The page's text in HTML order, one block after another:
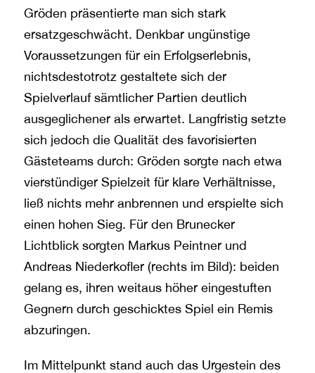
Gröden präsentierte man sich stark
ersatzgeschwächt. Denkbar ungünstige
Voraussetzungen für ein Erfolgserlebnis,
nichtsdestotrotz gestaltete sich der
Spielverlauf sämtlicher Partien deutlich
ausgeglichener als erwartet. Langfristig setzte
sich jedoch die Qualität des favorisierten
Gästeteams durch: Gröden sorgte nach etwa
vierstündiger Spielzeit für klare Verhältnisse,
ließ nichts mehr anbrennen und erspielte sich
einen hohen Sieg. Für den Brunecker
Lichtblick sorgten Markus Peintner und
Andreas Niederkofler (rechts im Bild): beiden
gelang es, ihren weitaus höher eingestuften
Gegnern durch geschicktes Spiel ein Remis
abzuringen.
Im Mittelpunkt stand auch das Urgestein des